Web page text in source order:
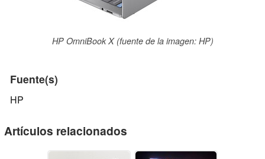
HP OmniBook X (fuente de la imagen: HP)
Fuente(s)
HP
Artículos relacionados